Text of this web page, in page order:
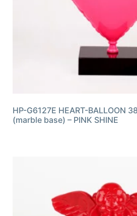
HP-G6127E HEART-BALLOON
(marble base) – PINK SHINE